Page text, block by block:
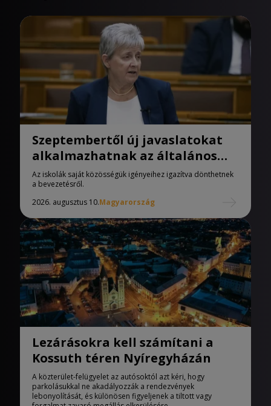
Szeptembertől új javaslatokat
alkalmazhatnak az általános
iskolák
Az iskolák saját közösségük igényeihez igazítva dönthetnek
a bevezetésről.
2026. augusztus 10.Magyarország
Lezárásokra kell számítani a
Kossuth téren Nyíregyházán
A közterület-felügyelet az autósoktól azt kéri, hogy
parkolásukkal ne akadályozzák a rendezvények
lebonyolítását, és különösen figyeljenek a tiltott vagy